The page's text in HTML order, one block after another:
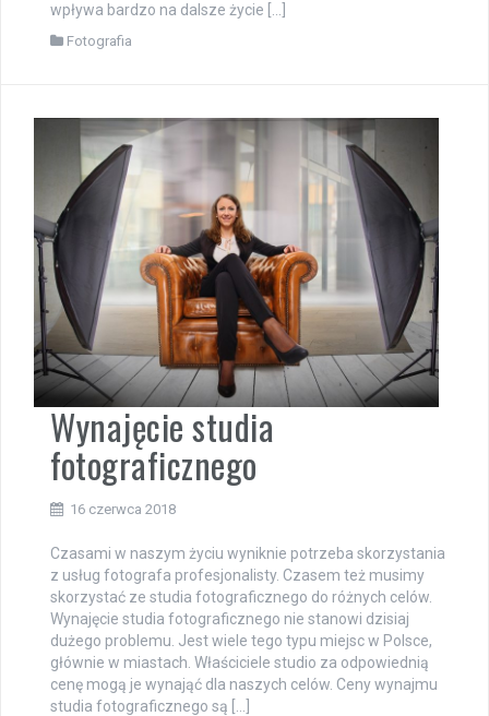
wpływa bardzo na dalsze życie […]
Fotografia
Wynajęcie studia
fotograficznego
16 czerwca 2018
Czasami w naszym życiu wyniknie potrzeba skorzystania
z usług fotografa profesjonalisty. Czasem też musimy
skorzystać ze studia fotograficznego do różnych celów.
Wynajęcie studia fotograficznego nie stanowi dzisiaj
dużego problemu. Jest wiele tego typu miejsc w Polsce,
głównie w miastach. Właściciele studio za odpowiednią
cenę mogą je wynająć dla naszych celów. Ceny wynajmu
studia fotograficznego są […]